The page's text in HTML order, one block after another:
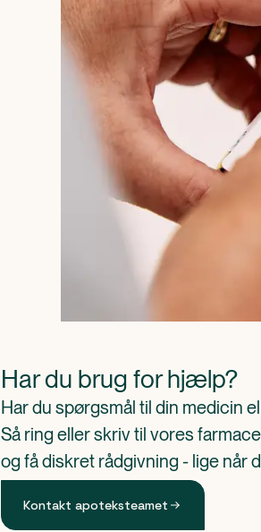
Har du brug for hjælp?
Har du spørgsmål til din medicin
Så ring eller skriv til vores
og få diskret rådgivning - lige når
Kontakt apoteksteamet